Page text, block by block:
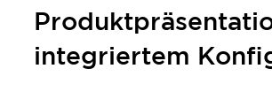
integriertem